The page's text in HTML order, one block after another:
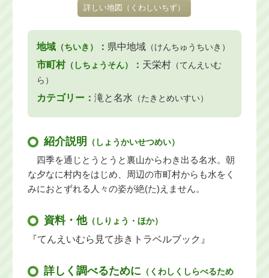
詳しい地図 （くわしいちず）
地域（ちいき） ： 県中地域（けんちゅうちいき）
市町村（しちょうそん） ： 天栄村（てんえいむ
ら）
カテゴリー： 滝と名水 （たきとめいすい）
紹介説明 （しょうかいせつめい）
四季を通じとうとうと裏山からわき出る名水。朝
な夕なに村内をはじめ、周辺の市町村からも水をく
みにおとずれる人々の姿が絶(た)えません。
資料・他（しりょう・ほか）
『てんえいむら見て歩きトラベルブック』
詳しく調べるために （くわしくしらべるため